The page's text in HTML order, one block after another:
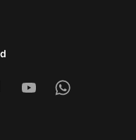
YoutubeWhatsapp